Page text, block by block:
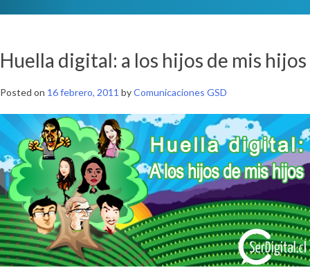
Huella digital: a los hijos de mis hijos
Posted on 16 febrero, 2011 byComunicaciones GSD